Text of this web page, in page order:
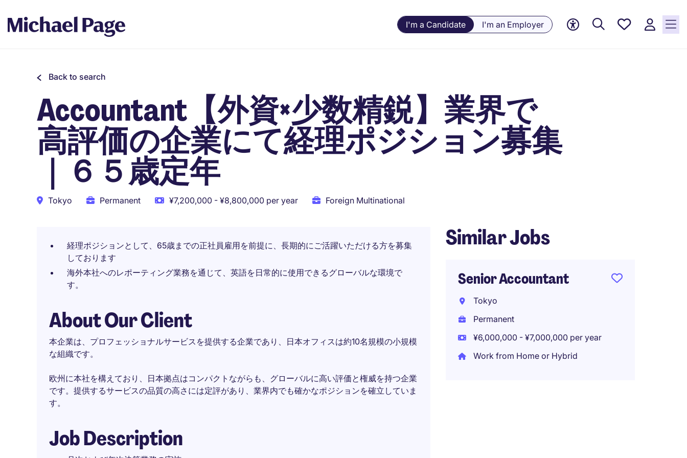
I'm a Candidate I'm an Employer
Saved
Back to search
Accountant【外資×少数精鋭】業界で
高評価の企業にて経理ポジション募集
｜６５歳定年
Tokyo Permanent ¥7,200,000 - ¥8,800,000 per year Foreign Multinational
経理ポジションとして、65歳までの正社員雇用を前提に、長期的にご活躍いただける方を募集
しております
海外本社へのレポーティング業務を通じて、英語を日常的に使用できるグローバルな環境で
す。
About Our Client
本企業は、プロフェッショナルサービスを提供する企業であり、日本オフィスは約10名規模の小規模
な組織です。
欧州に本社を構えており、日本拠点はコンパクトながらも、グローバルに高い評価と権威を持つ企業
です。提供するサービスの品質の高さには定評があり、業界内でも確かなポジションを確立していま
す。
Job Description
Similar Jobs
Senior Accountant
Tokyo
Permanent
¥6,000,000 - ¥7,000,000 per year
Work from Home or Hybrid